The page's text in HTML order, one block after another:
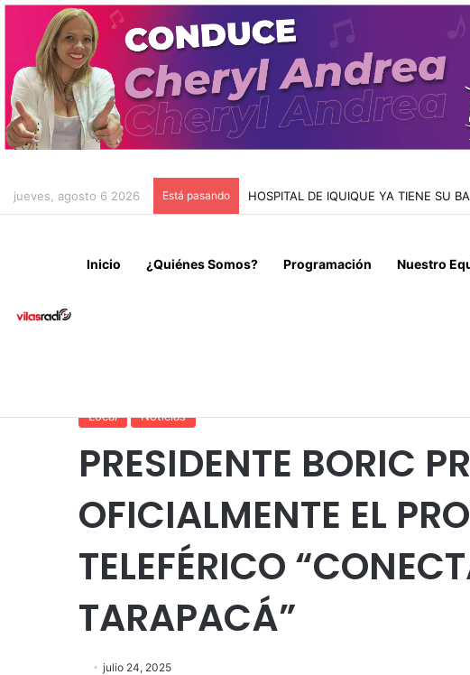
jueves, agosto 6 2026 Está pasando HOSPITAL DE IQUIQUE YA TIENE SU
Inicio ¿Quiénes Somos? Programación Nuestro
Local Noticias
PRESIDENTE BORIC
OFICIALMENTE EL
TELEFÉRICO
TARAPACÁ”
julio 24, 2025